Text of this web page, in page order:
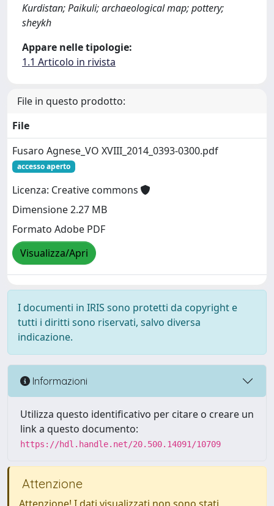
Kurdistan; Paikuli; archaeological map; pottery;
sheykh
Appare nelle tipologie:
1.1 Articolo in rivista
File in questo prodotto:
File
Fusaro Agnese_VO XVIII_2014_0393-0300.pdf
accesso aperto
Licenza: Creative commons
Dimensione 2.27 MB
Formato Adobe PDF
Visualizza/Apri
I documenti in IRIS sono protetti da copyright e
tutti i diritti sono riservati, salvo diversa
indicazione.
Informazioni
Utilizza questo identificativo per citare o creare un
link a questo documento:
https://hdl.handle.net/20.500.14091/10709
Attenzione